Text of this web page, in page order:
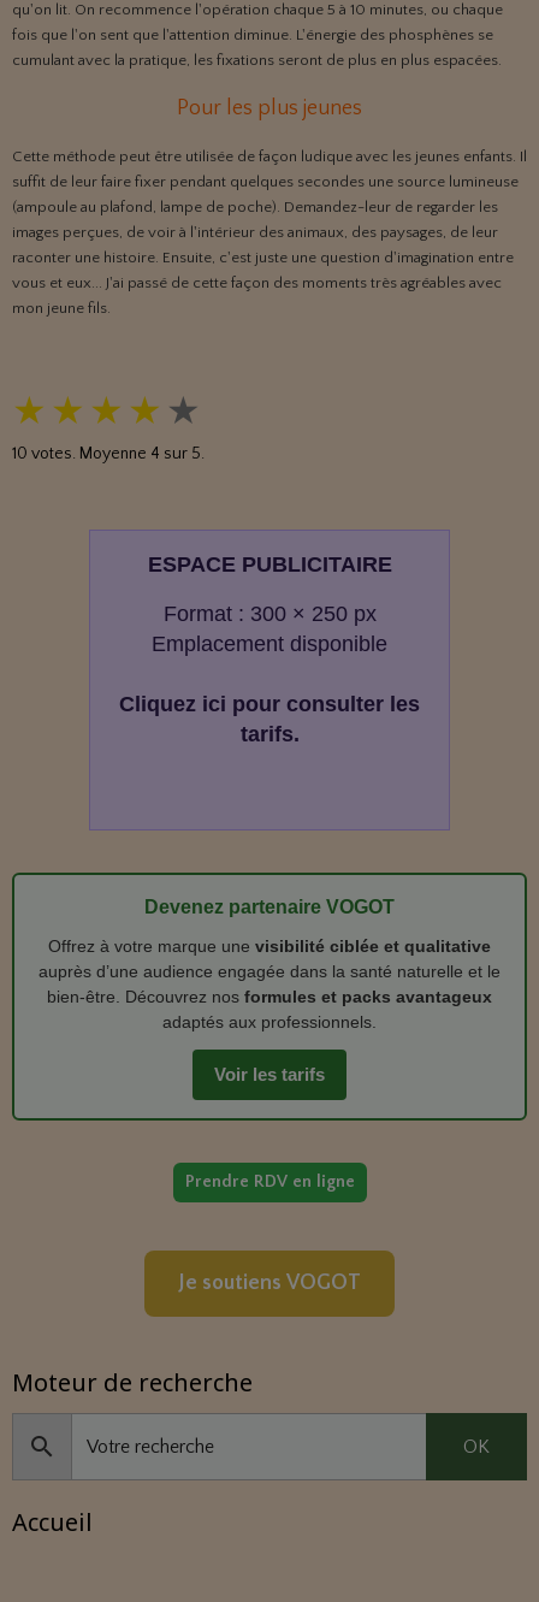
qu'on lit. On recommence l'opération chaque 5 à 10 minutes, ou chaque
fois que l'on sent que l'attention diminue. L'énergie des phosphènes se
cumulant avec la pratique, les fixations seront de plus en plus espacées.
Pour les plus jeunes
Cette méthode peut être utilisée de façon ludique avec les jeunes enfants. Il
suffit de leur faire fixer pendant quelques secondes une source lumineuse
(ampoule au plafond, lampe de poche). Demandez-leur de regarder les
images perçues, de voir à l'intérieur des animaux, des paysages, de leur
raconter une histoire. Ensuite, c'est juste une question d'imagination entre
vous et eux... J'ai passé de cette façon des moments très agréables avec
mon jeune fils.
★ ★ ★ ★ ★
10 votes. Moyenne 4 sur 5.
ESPACE PUBLICITAIRE
Format : 300 × 250 px
Emplacement disponible
Cliquez ici pour consulter les
tarifs.
Devenez partenaire VOGOT
Offrez à votre marque une visibilité ciblée et qualitative
auprès d’une audience engagée dans la santé naturelle et le
bien‑être. Découvrez nos formules et packs avantageux
adaptés aux professionnels.
Voir les tarifs
Prendre RDV en ligne
Je soutiens VOGOT
Moteur de recherche
OK
Accueil